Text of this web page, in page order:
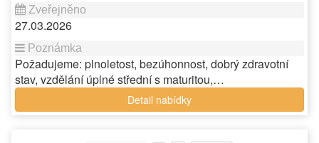
27.03.2026
Požadujeme: plnoletost, bezúhonnost, dobrý zdravotní
stav, vzdělání úplné střední s maturitou,…
Detail nabídky